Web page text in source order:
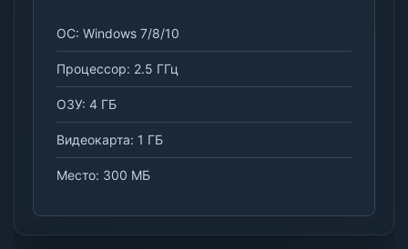
ОС: Windows 7/8/10
Процессор: 2.5 ГГц
ОЗУ: 4 ГБ
Видеокарта: 1 ГБ
Место: 300 МБ